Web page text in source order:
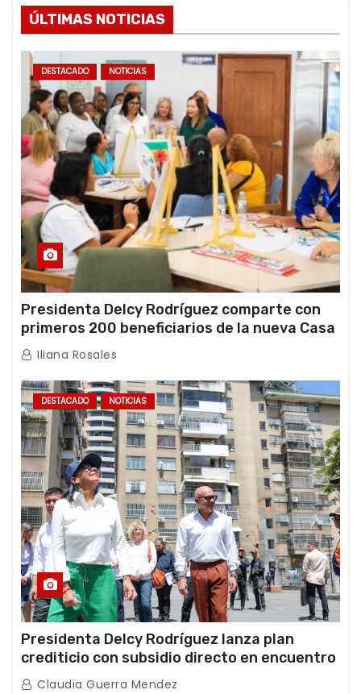
ÚLTIMAS NOTICIAS
DESTACADO NOTICIAS
Presidenta Delcy Rodríguez comparte con
primeros 200 beneficiarios de la nueva Casa
de los Abuelos “La Primavera” en Caracas
Iliana Rosales
DESTACADO NOTICIAS
Presidenta Delcy Rodríguez lanza plan
crediticio con subsidio directo en encuentro
con Juntas de Condominio
Claudia Guerra Mendez